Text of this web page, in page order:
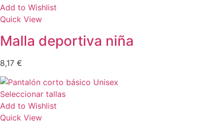
Add to Wishlist
Quick View
Malla deportiva niña
8,17 €
Seleccionar tallas
Add to Wishlist
Quick View